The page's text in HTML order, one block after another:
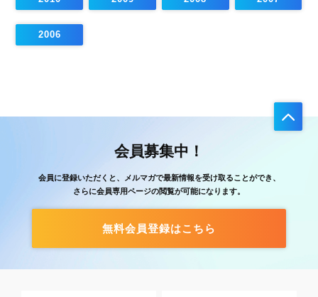
2006
会員募集中！
会員に登録いただくと、メルマガで最新情報を受け取ることができ、
さらに会員専用ページの閲覧が可能になります。
無料会員登録はこちら